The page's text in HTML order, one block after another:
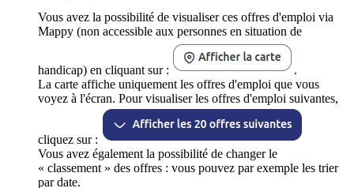
Vous avez la possibilité de visualiser ces offres d'emploi via
Mappy (non accessible aux personnes en situation de
handicap) en cliquant sur :
.
La carte affiche uniquement les offres d'emploi que vous
voyez à l'écran. Pour visualiser les offres d'emploi suivantes,
cliquez sur :
Vous avez également la possibilité de changer le
« classement » des offres : vous pouvez par exemple les trier
par date.